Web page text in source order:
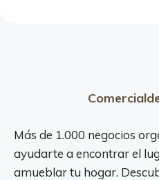
Más de 1.000 negocios
ayudarte a encontrar el
amueblar tu hogar.